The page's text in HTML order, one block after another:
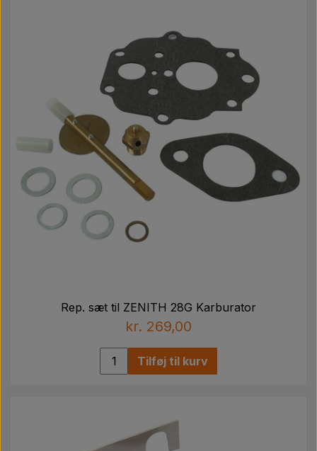
Rep. sæt til ZENITH 28G Karburator
kr. 269,00
Tilføj til kurv